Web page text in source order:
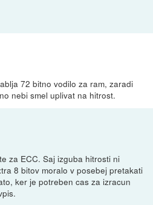
72 bitno vodilo za ram, zaradi
nebi smel uplivat na hitrost.
za ECC. Saj izguba hitrosti ni
8 bitov moralo v posebej pretakati
ker je potreben cas za izracun